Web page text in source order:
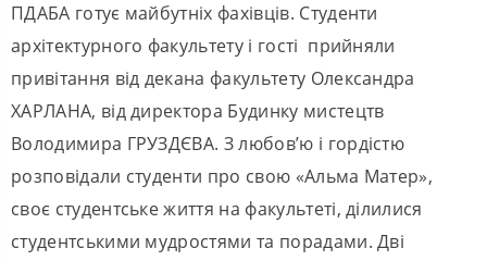
ПДАБА готує майбутніх фахівців. Студенти
архітектурного факультету і гості прийняли
привітання від декана факультету Олександра
ХАРЛАНА, від директора Будинку мистецтв
Володимира ГРУЗДЄВА. З любов’ю і гордістю
розповідали студенти про свою «Альма Матер»,
своє студентське життя на факультеті, ділилися
студентськими мудростями та порадами. Дві